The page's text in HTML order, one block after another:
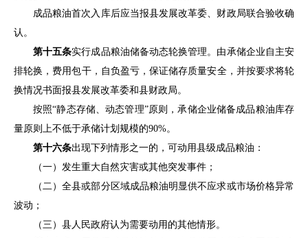
成品粮油首次入库后应当报县发展改革委、财政局联合验收确
认。
第十五条实行成品粮油储备动态轮换管理。由承储企业自主安
排轮换，费用包干，自负盈亏，保证储存质量安全，并按要求将轮
换情况书面报县发展改革委和县财政局。
按照“静态存储、动态管理”原则，承储企业储备成品粮油库存
量原则上不低于承储计划规模的90%。
第十六条出现下列情形之一的，可动用县级成品粮油：
（一）发生重大自然灾害或其他突发事件；
（二）全县或部分区域成品粮油明显供不应求或市场价格异常
波动；
（三） 县人民政府认为需要动用的其他情形。